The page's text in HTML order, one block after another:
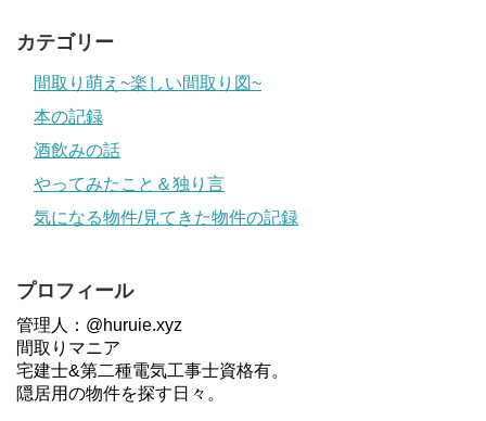
カテゴリー
間取り萌え~楽しい間取り図~
本の記録
酒飲みの話
やってみたこと＆独り言
気になる物件/見てきた物件の記録
プロフィール
管理人：@huruie.xyz
間取りマニア
宅建士&第二種電気工事士資格有。
隠居用の物件を探す日々。